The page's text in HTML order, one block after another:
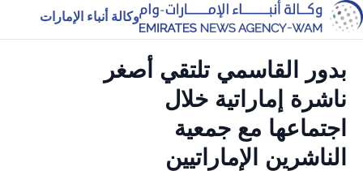
وكالة أنباء الإمارات
بدور القاسمي تلتقي أصغر
ناشرة إماراتية خلال
اجتماعها مع جمعية
الناشرين الإماراتيين